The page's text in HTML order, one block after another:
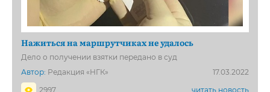
Нажиться на маршрутчиках не удалось
Дело о получении взятки передано в суд
Автор: Редакция «НГК»
17.03.2022
2997
читать новость